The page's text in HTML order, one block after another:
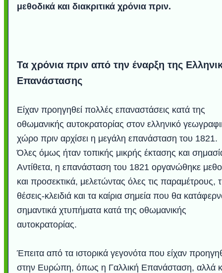
μεθοδικά και διακριτικά χρόνια πριν.
Τα χρόνια πριν από την έναρξη της
Επανάστασης
Είχαν προηγηθεί πολλές επαναστάσεις κατά της
οθωμανικής αυτοκρατορίας στον ελληνικό
χώρο πριν αρχίσει η μεγάλη επανάσταση του 1821.
Όλες όμως ήταν τοπικής μικρής έκτασης και
Αντίθετα, η επανάσταση του 1821 οργανώθηκε
και προσεκτικά, μελετώντας όλες τις παραμέτρους,
θέσεις-κλειδιά και τα καίρια σημεία που θα
σημαντικά χτυπήματα κατά της οθωμανικής
αυτοκρατορίας.
Έπειτα από τα ιστορικά γεγονότα που είχαν
στην Ευρώπη, όπως η Γαλλική Επανάσταση, αλλά
το παράθυρό
που κάνει το
κι απ' το
μωρό